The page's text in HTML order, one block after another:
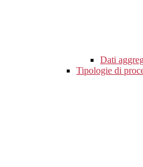
Dati
Tipologie di